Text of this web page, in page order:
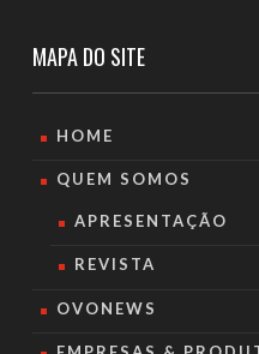
MAPA DO SITE
HOME
QUEM SOMOS
APRESENTAÇÃO
REVISTA
OVONEWS